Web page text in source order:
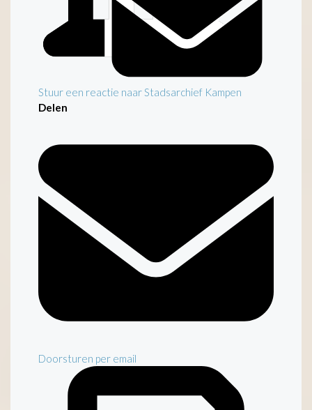
Stuur een reactie naar Stadsarchief Kampen
Delen
Doorsturen per email